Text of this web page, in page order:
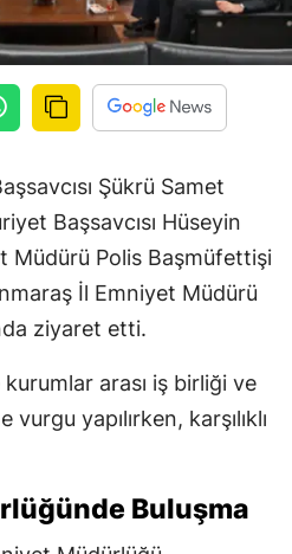
Şükrü Samet
Başsavcısı Hüseyin
Müdürü Polis Başmüfettişi
İl Emniyet Müdürü
ziyaret etti.
arası iş birliği ve
vurgu yapılırken, karşılıklı
Buluşma